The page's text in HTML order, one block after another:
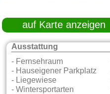
auf Karte anzeigen
Ausstattung
- Fernsehraum
- Hauseigener Parkplatz
- Liegewiese
- Wintersportarten